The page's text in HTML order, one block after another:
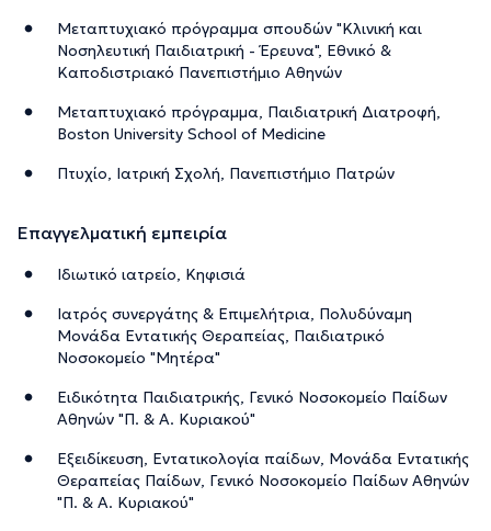
Μεταπτυχιακό πρόγραμμα σπουδών "Κλινική και
Νοσηλευτική Παιδιατρική - Έρευνα", Εθνικό &
Καποδιστριακό Πανεπιστήμιο Αθηνών
Μεταπτυχιακό πρόγραμμα, Παιδιατρική Διατροφή,
Boston University School of Medicine
Πτυχίο, Ιατρική Σχολή, Πανεπιστήμιο Πατρών
Επαγγελματική εμπειρία
Ιδιωτικό ιατρείο, Κηφισιά
Ιατρός συνεργάτης & Επιμελήτρια, Πολυδύναμη
Μονάδα Εντατικής Θεραπείας, Παιδιατρικό
Νοσοκομείο "Μητέρα"
Ειδικότητα Παιδιατρικής, Γενικό Νοσοκομείο Παίδων
Αθηνών "Π. & Α. Κυριακού"
Εξειδίκευση, Εντατικολογία παίδων, Μονάδα Εντατικής
Θεραπείας Παίδων, Γενικό Νοσοκομείο Παίδων Αθηνών
"Π. & Α. Κυριακού"